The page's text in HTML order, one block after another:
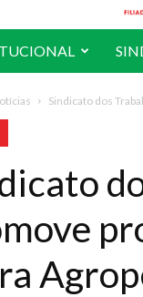
Sindicato dos